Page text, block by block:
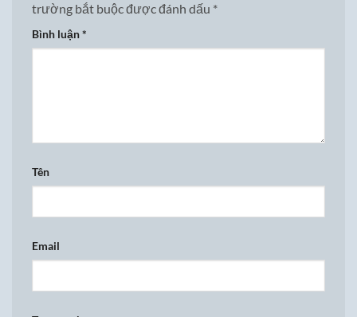
trường bắt buộc được đánh dấu *
Bình luận*
Tên
Email